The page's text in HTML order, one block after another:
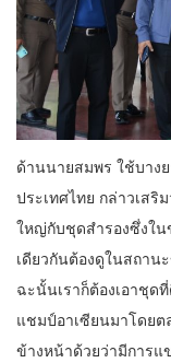
ด้านนายสมพร ใช้บาง
ประเทศไทย กล่าวเส
ใหญ่กับชุดสำรองซึ่งใ
เดียวกันต้องดูในสถาน
ฉะนั้นเราก็ต้องเอาชุด
แชมป์อาเซียนมาโดยต
ข้างหน้าด้วยว่ามีการแ